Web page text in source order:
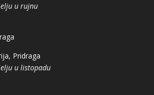
u rujnu
Pridraga
u listopadu